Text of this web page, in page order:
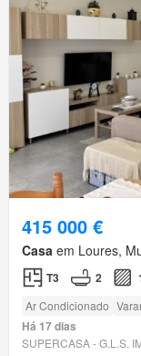
415 000 €
Casa em Loures,
T3 2
Ar Condicionado
Há 17 dias
SUPERCASA - G.L.S.